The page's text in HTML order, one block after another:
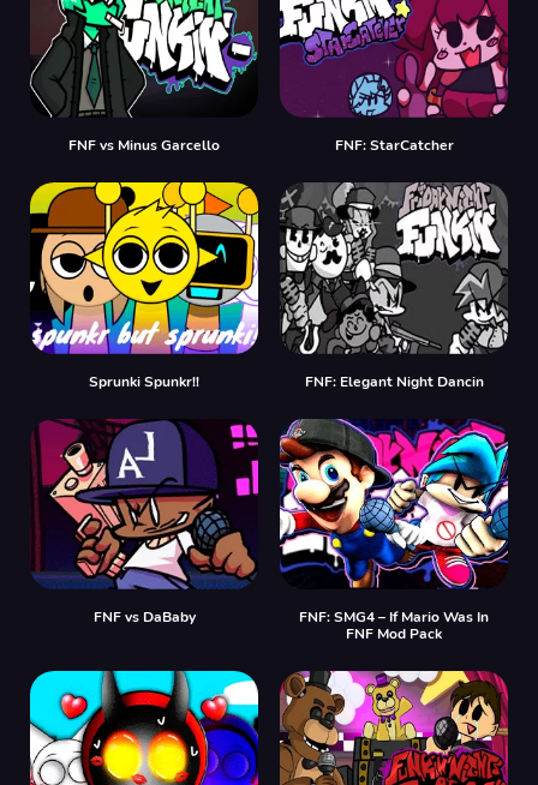
FNF vs Minus Garcello FNF: StarCatcher
Sprunki Spunkr!! FNF: Elegant Night Dancin
FNF vs DaBaby
FNF: SMG4 – If Mario Was In
FNF Mod Pack